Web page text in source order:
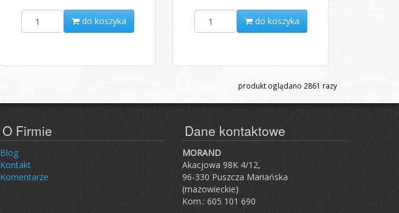
do koszyka do koszyka
produkt oglądano 2861 razy
O Firmie
Blog
Kontakt
Komentarze
Dane kontaktowe
MORAND
Akacjowa 98K 4/12,
96-330 Puszcza Mariańska
(mazowieckie)
Kom.: 605 101 690